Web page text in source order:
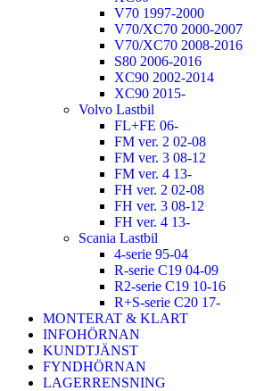
V70 1997-2000
V70/XC70 2000-2007
V70/XC70 2008-2016
S80 2006-2016
XC90 2002-2014
XC90 2015-
Volvo Lastbil
FL+FE 06-
FM ver. 2 02-08
FM ver. 3 08-12
FM ver. 4 13-
FH ver. 2 02-08
FH ver. 3 08-12
FH ver. 4 13-
Scania Lastbil
4-serie 95-04
R-serie C19 04-09
R2-serie C19 10-16
R+S-serie C20 17-
MONTERAT & KLART
INFOHÖRNAN
KUNDTJÄNST
FYNDHÖRNAN
LAGERRENSNING